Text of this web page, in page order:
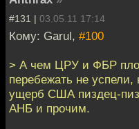
#131 | 03.05.11 17:14
Кому: Garul, #100
> А чем ЦРУ и ФБР
перебежать не
ущерб США пиздец-
АНБ и прочим.